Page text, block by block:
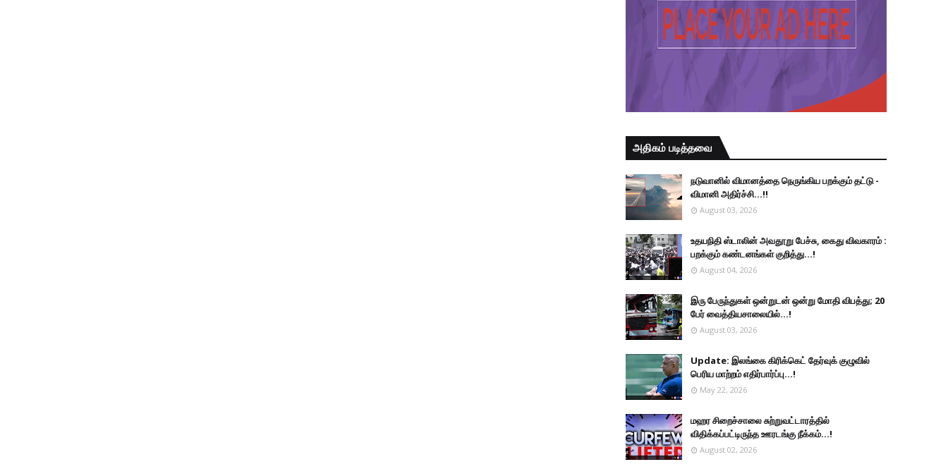
அதிகம் படித்தவை
நடுவானில் விமானத்தை நெருங்கிய பறக்கும் தட்டு -
விமானி அதிர்ச்சி...!!
August 03, 2026
உதயநிதி ஸ்டாலின் அவதூறு பேச்சு, கைது விவகாரம் :
பறக்கும் கண்டனங்கள் குறித்து...!
August 04, 2026
இரு ப‍ேருந்துகள் ஒன்றுடன் ஒன்று மோதி விபத்து; 20
பேர் வைத்தியசாலையில்...!
August 03, 2026
Update: இலங்கை கிரிக்கெட் தேர்வுக் குழுவில்
பெரிய மாற்றம் எதிர்பார்ப்பு...!
May 22, 2026
மஹர சிறைச்சாலை சுற்றுவட்டாரத்தில்
விதிக்கப்பட்டிருந்த ஊரடங்கு நீக்கம்...!
August 02, 2026